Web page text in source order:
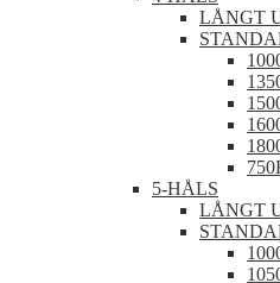
LÅNGT
5-HÅLS
LÅNGT